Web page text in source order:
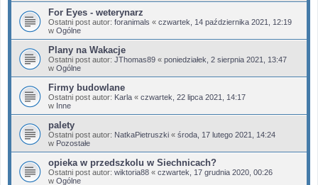
For Eyes - weterynarz
Ostatni post autor: foranimals « czwartek, 14 października 2021, 12:19
w Ogólne
Plany na Wakacje
Ostatni post autor: JThomas89 « poniedziałek, 2 sierpnia 2021, 13:47
w Ogólne
Firmy budowlane
Ostatni post autor: Karla « czwartek, 22 lipca 2021, 14:17
w Inne
palety
Ostatni post autor: NatkaPietruszki « środa, 17 lutego 2021, 14:24
w Pozostałe
opieka w przedszkolu w Siechnicach?
Ostatni post autor: wiktoria88 « czwartek, 17 grudnia 2020, 00:26
w Ogólne